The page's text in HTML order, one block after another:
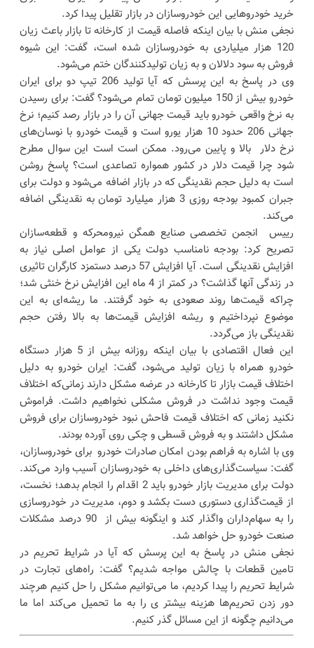
خرید خودروهایی این خودروسازان در بازار تقلیل پیدا کرد.
نجفی منش با بیان اینکه فاصله قیمت‌ از کارخانه تا بازار باعث زیان
120 هزار میلیاردی به خودروسازان شده است، گفت: این شیوه
فروش به سود دلالان و به زیان تولیدکنندگان ختم می‌شود.
وی در پاسخ به این پرسش که آیا تولید 206 تیپ دو برای ایران
خودرو بیش از 150 میلیون تومان تمام می‌شود؟ گفت: برای رسیدن
به نرخ واقعی خودرو باید قیمت جهانی آن را در بازار رصد کنیم؛ نرخ
جهانی 206 حدود 10 هزار یورو است و قیمت خودرو با نوسان‌های
نرخ دلار بالا و پایین می‌رود. ممکن است است این سوال مطرح
شود چرا قیمت دلار در کشور همواره تصاعدی است؟ پاسخ روشن
است به دلیل حجم نقدینگی که در بازار اضافه می‌شود و دولت برای
جبران کمبود بودجه روزی 3 هزار میلیارد تومان به نقدینگی اضافه
می‌کند.
رییس انجمن تخصصی صنایع همگن نیرومحرکه و قطعه‌سازان
تصریح کرد: بودجه نامناسب دولت یکی از عوامل اصلی نیاز به
افزایش نقدینگی است. آیا افزایش 57 درصد دستمزد کارگران تاثیری
در زندگی آنها گذاشت؟ در کمتر از 4 ماه این افزایش نرخ خنثی شد؛
چراکه قیمت‌ها روند صعودی به خود گرفتند. ما ریشه‌ای به این
موضوع نپرداختیم و ریشه افزایش قیمت‌ها به بالا رفتن حجم
نقدینگی باز می‌گردد.
این فعال اقتصادی با بیان اینکه روزانه بیش از 5 هزار دستگاه
خودرو همراه با زیان تولید می‌شود، گفت: ایران خودرو به دلیل
اختلاف قیمت بازار تا کارخانه در عرضه مشکل دارند زمانی‌که اختلاف
قیمت وجود نداشت در فروش مشکلی نخواهیم داشت. فراموش
نکنید زمانی که اختلاف قیمت فاحش نبود خودروسازان برای فروش
مشکل داشتند و به فروش قسطی و چکی روی آورده بودند.
وی با اشاره به فراهم بودن امکان صادرات خودرو برای خودروسازان،
گفت: سیاست‌گذاری‌های داخلی به خودروسازان آسیب وارد می‌کند.
دولت برای مدیریت بازار خودرو باید 2 اقدام را انجام بدهد؛ نخست،
از قیمت‌گذاری دستوری دست بکشد و دوم، مدیریت در خودروسازی
را به سهام‌داران واگذار کند و اینگونه بیش از 90 درصد مشکلات
صنعت خودرو حل خواهد شد.
نجفی منش در پاسخ به این پرسش که آیا در شرایط تحریم در
تامین قطعات با چالش مواجه شدیم؟ گفت: راه‌های تجارت در
شرایط تحریم را پیدا کردیم، ما می‌توانیم مشکل را حل کنیم هرچند
دور زدن تحریم‌ها هزینه بیشتر ی را به ما تحمیل می‌کند اما ما
می‌دانیم چگونه از این مسائل گذر کنیم.